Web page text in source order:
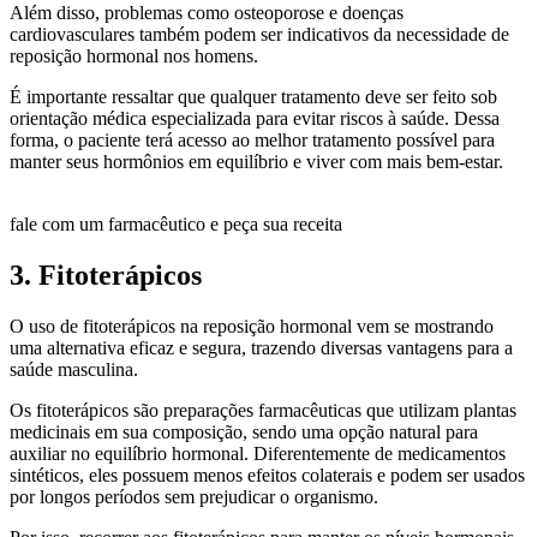
Além disso, problemas como osteoporose e doenças
cardiovasculares também podem ser indicativos da necessidade de
reposição hormonal nos homens.
É importante ressaltar que qualquer tratamento deve ser feito sob
orientação médica especializada para evitar riscos à saúde. Dessa
forma, o paciente terá acesso ao melhor tratamento possível para
manter seus hormônios em equilíbrio e viver com mais bem-estar.
fale com um farmacêutico e peça sua receita
3. Fitoterápicos
O uso de fitoterápicos na reposição hormonal vem se mostrando
uma alternativa eficaz e segura, trazendo diversas vantagens para a
saúde masculina.
Os fitoterápicos são preparações farmacêuticas que utilizam plantas
medicinais em sua composição, sendo uma opção natural para
auxiliar no equilíbrio hormonal. Diferentemente de medicamentos
sintéticos, eles possuem menos efeitos colaterais e podem ser usados
por longos períodos sem prejudicar o organismo.